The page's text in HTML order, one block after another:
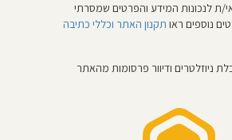
ת לנכונות המידע והפרטים שמסרתי
נוספים ראו תקנון האתר וכללי כתיבה
ניוזלטרים ודיוור פרסומות מהאתר